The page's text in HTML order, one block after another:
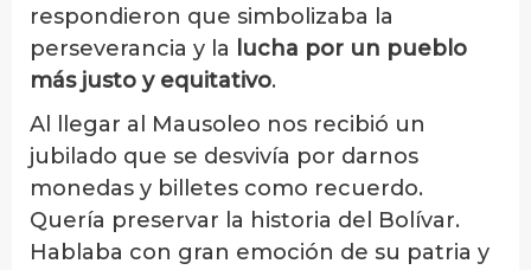
respondieron que simbolizaba la
perseverancia y la lucha por un pueblo
más justo y equitativo.
Al llegar al Mausoleo nos recibió un
jubilado que se desvivía por darnos
monedas y billetes como recuerdo.
Quería preservar la historia del Bolívar.
Hablaba con gran emoción de su patria y